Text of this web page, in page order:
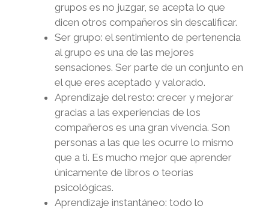
grupos es no juzgar, se acepta lo que
dicen otros compañeros sin descalificar.
Ser grupo: el sentimiento de pertenencia
al grupo es una de las mejores
sensaciones. Ser parte de un conjunto en
el que eres aceptado y valorado.
Aprendizaje del resto: crecer y mejorar
gracias a las experiencias de los
compañeros es una gran vivencia. Son
personas a las que les ocurre lo mismo
que a ti. Es mucho mejor que aprender
únicamente de libros o teorías
psicológicas.
Aprendizaje instantáneo: todo lo